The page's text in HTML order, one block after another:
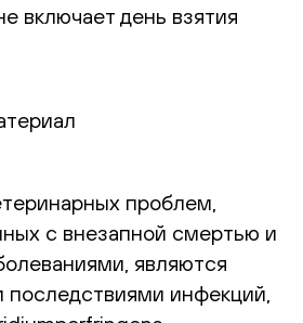
включает день взятия
проблем,
с внезапной смертью и
являются
инфекций,